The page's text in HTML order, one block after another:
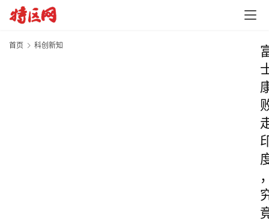
首页 科创新知